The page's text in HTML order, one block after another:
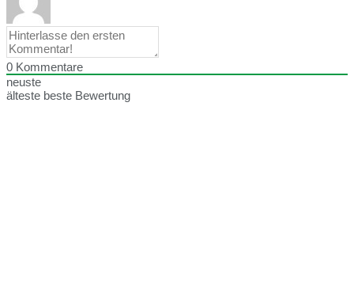
0 Kommentare
neuste
älteste beste Bewertung